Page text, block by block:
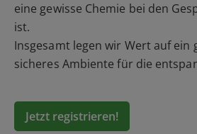
eine gewisse Chemie bei den
ist.
Insgesamt legen wir Wert auf ein
sicheres Ambiente für die
Jetzt registrieren!